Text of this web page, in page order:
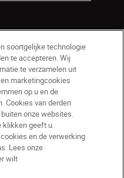
soortgelijke technologie
te accepteren. Wij
te verzamelen uit
marketingcookies
op u en de
Cookies van derden
onze websites.
klikken geeft u
en de verwerking
Lees onze
wilt